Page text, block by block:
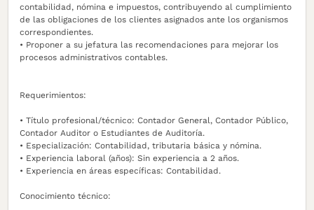
contabilidad, nómina e impuestos, contribuyendo al cumplimiento
de las obligaciones de los clientes asignados ante los organismos
correspondientes.
• Proponer a su jefatura las recomendaciones para mejorar los
procesos administrativos contables.
Requerimientos:
• Título profesional/técnico: Contador General, Contador Público,
Contador Auditor o Estudiantes de Auditoría.
• Especialización: Contabilidad, tributaria básica y nómina.
• Experiencia laboral (años): Sin experiencia a 2 años.
• Experiencia en áreas específicas: Contabilidad.
Conocimiento técnico: